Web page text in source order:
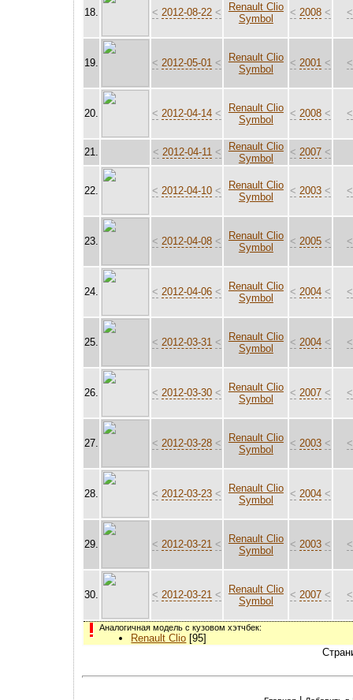
18. < 2012-08-22 <
Renault Clio
Symbol
< 2008 < <
19. < 2012-05-01 <
Renault Clio
Symbol
< 2001 < <
20. < 2012-04-14 <
Renault Clio
Symbol
< 2008 < <
21. < 2012-04-11 <
Renault Clio
Symbol
< 2007 <
22. < 2012-04-10 <
Renault Clio
Symbol
< 2003 < <
23. < 2012-04-08 <
Renault Clio
Symbol
< 2005 < <
24. < 2012-04-06 <
Renault Clio
Symbol
< 2004 < <
25. < 2012-03-31 <
Renault Clio
Symbol
< 2004 < <
26. < 2012-03-30 <
Renault Clio
Symbol
< 2007 < <
27. < 2012-03-28 <
Renault Clio
Symbol
< 2003 < <
28. < 2012-03-23 <
Renault Clio
Symbol
< 2004 <
29. < 2012-03-21 <
Renault Clio
Symbol
< 2003 < <
30. < 2012-03-21 <
Renault Clio
Symbol
< 2007 < <
Аналогичная модель с кузовом хэтчбек:
Renault Clio [95]